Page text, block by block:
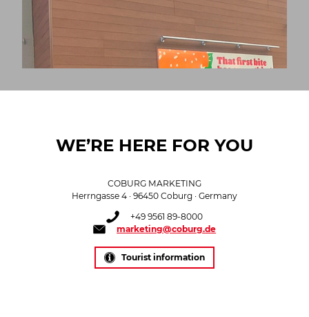
WE’RE HERE FOR YOU
COBURG MARKETING
Herrngasse 4 · 96450 Coburg · Germany
+49 9561 89-8000
marketing@coburg.de
Tourist information